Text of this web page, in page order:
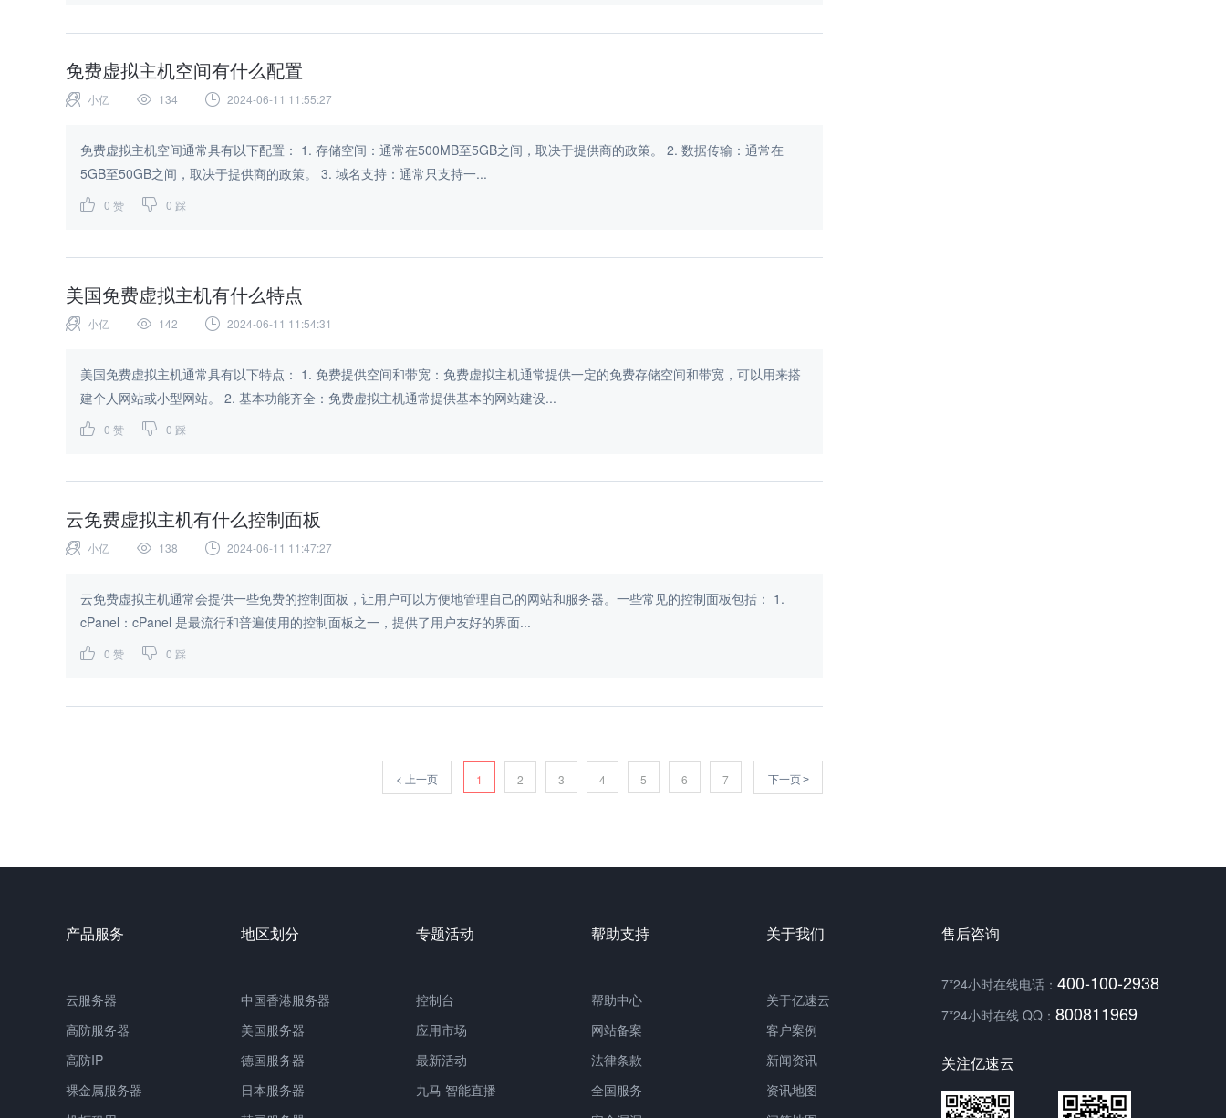
免费虚拟主机空间有什么配置
小亿 134 2024-06-11 11:55:27
免费虚拟主机空间通常具有以下配置： 1. 存储空间：通常在500MB至5GB之间，取决于提供商的政策。 2. 数据传输：通常在
5GB至50GB之间，取决于提供商的政策。 3. 域名支持：通常只支持一...
0 赞 0 踩
美国免费虚拟主机有什么特点
小亿 142 2024-06-11 11:54:31
美国免费虚拟主机通常具有以下特点： 1. 免费提供空间和带宽：免费虚拟主机通常提供一定的免费存储空间和带宽，可以用来搭
建个人网站或小型网站。 2. 基本功能齐全：免费虚拟主机通常提供基本的网站建设...
0 赞 0 踩
云免费虚拟主机有什么控制面板
小亿 138 2024-06-11 11:47:27
云免费虚拟主机通常会提供一些免费的控制面板，让用户可以方便地管理自己的网站和服务器。一些常见的控制面板包括： 1.
cPanel：cPanel 是最流行和普遍使用的控制面板之一，提供了用户友好的界面...
0 赞 0 踩
< 上一页 1 2 3 4 5 6 7 下一页>
产品服务
云服务器
高防服务器
高防IP
裸金属服务器
地区划分
中国香港服务器
美国服务器
德国服务器
日本服务器
专题活动
控制台
应用市场
最新活动
九马 智能直播
帮助支持
帮助中心
网站备案
法律条款
全国服务
关于我们
关于亿速云
客户案例
新闻资讯
资讯地图
售后咨询
7*24小时在线电话： 400-100-2938
7*24小时在线 QQ： 800811969
关注亿速云